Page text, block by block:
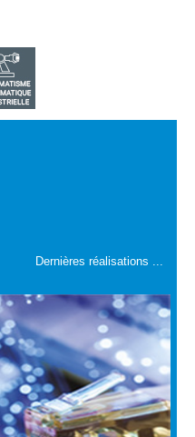
Dernières réalisations ...